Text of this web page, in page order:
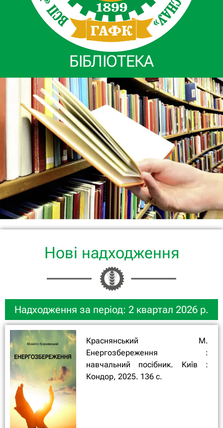
БІБЛІОТЕКА
Нові надходження
Надходження за період: 2 квартал 2026 р.
Краснянський М.
Енергозбереження :
навчальний посібник. Київ :
Кондор, 2025. 136 с.